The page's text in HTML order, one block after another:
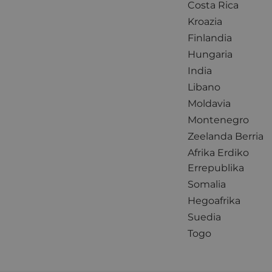
Costa Rica
Kroazia
Finlandia
Hungaria
India
Libano
Moldavia
Montenegro
Zeelanda Berria
Afrika Erdiko
Errepublika
Somalia
Hegoafrika
Suedia
Togo